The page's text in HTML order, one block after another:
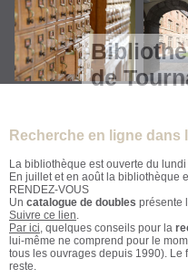
de
Recherche en ligne
La bibliothèque est ouverte du
En juillet et en août la bibliothèque
RENDEZ-VOUS
Un catalogue de doubles présente
Suivre ce lien.
Par ici, quelques conseils pour la
lui-même ne comprend pour le
tous les ouvrages depuis 1990). Le
reste.